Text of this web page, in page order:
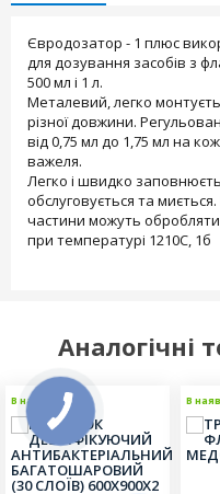
Євродозатор - 1 плюс
для дозування засобів з
500 мл і 1 л.
Металевий, легко
різної довжини.
від 0,75 мл до 1,75 мл на
важеля.
Легко і швидко
обслуговується та миється.
частини можуть
при температурі 1210С, 1б
Аналогічні
В наявності В